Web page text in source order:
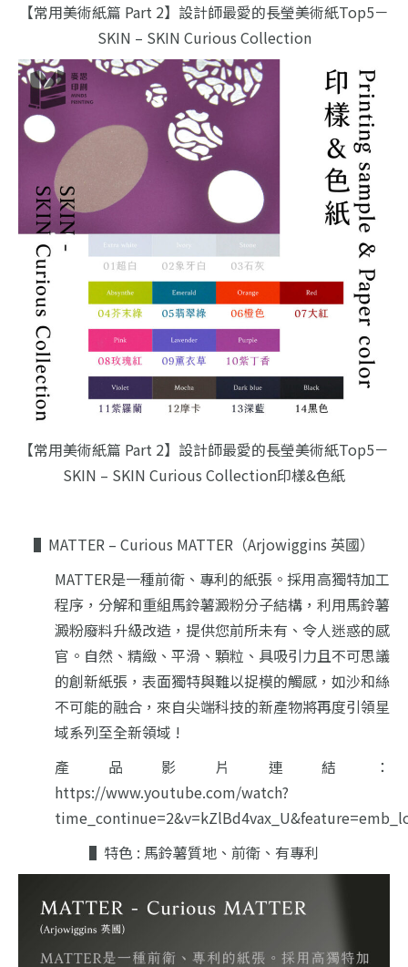
【常用美術紙篇 Part 2】設計師最愛的長瑩美術紙Top5－
SKIN – SKIN Curious Collection
【常用美術紙篇 Part 2】設計師最愛的長瑩美術紙Top5－
SKIN – SKIN Curious Collection印樣&色紙
▌MATTER – Curious MATTER（Arjowiggins 英國）
MATTER是一種前衛、專利的紙張。採用高獨特加工
程序，分解和重組馬鈴薯澱粉分子結構，利用馬鈴薯
澱粉廢料升級改造，提供您前所未有、令人迷惑的感
官。自然、精緻、平滑、顆粒、具吸引力且不可思議
的創新紙張，表面獨特與難以捉模的觸感，如沙和絲
不可能的融合，來自尖端科技的新產物將再度引領星
域系列至全新領域 !
產品影片連結：
https://www.youtube.com/watch?
▌特色 : 馬鈴薯質地、前衛、有專利